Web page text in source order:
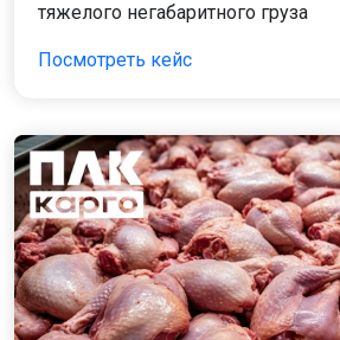
тяжелого негабаритного груза
Посмотреть кейс